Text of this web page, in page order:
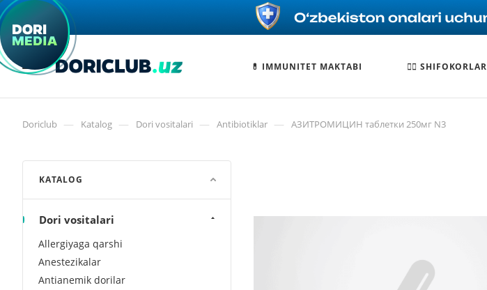
💊 IMMUNITET MAKTABI 🧑‍⚕️ SHIFOKORLAR
Doriclub — Katalog — Dori vositalari — Antibiotiklar — АЗИТРОМИЦИН таблетки 250мг N3
KATALOG
Dori vositalari
Allergiyaga qarshi
Anestezikalar
Antianemik dorilar